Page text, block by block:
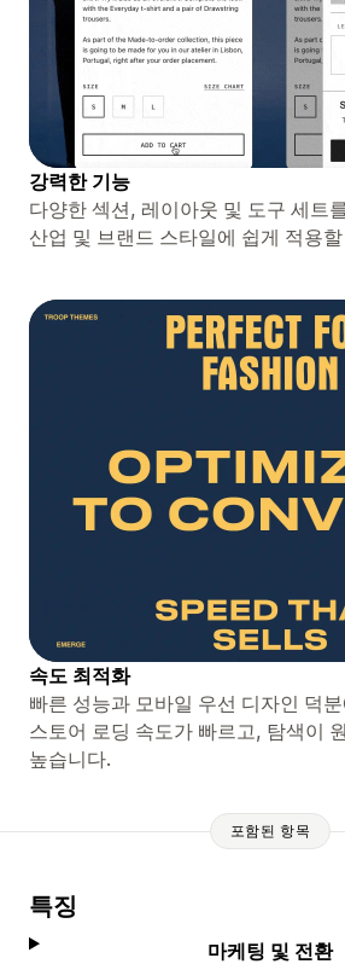
강력한 기능
다양한 섹션, 레이아웃 및 도구 세트
산업 및 브랜드 스타일에 쉽게 적용
속도 최적화
빠른 성능과 모바일 우선 디자인 덕
스토어 로딩 속도가 빠르고, 탐색이
높습니다.
포함된 항목
특징
마케팅 및 전환